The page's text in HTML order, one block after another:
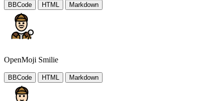
BBCode HTML Markdown
OpenMoji Smilie
BBCode HTML Markdown